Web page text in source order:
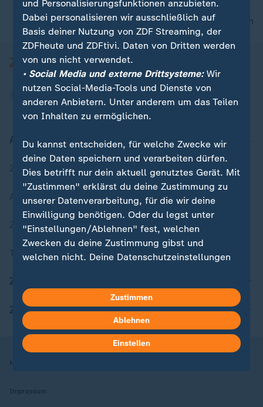
nach oben
Aktuell bei ZDFheute
Zuletzt veröffentlicht
Aktuelle Sendungs-Videos
ZDFheute Stories
Themen im Überblick
ZDFheute Apps
Nutzungsbedingungen
Impressum
und Personalisierungsfunktionen anzubieten.
Dabei personalisieren wir ausschließlich auf
Basis deiner Nutzung von ZDF Streaming, der
ZDFheute und ZDFtivi. Daten von Dritten werden
von uns nicht verwendet.
• Social Media und externe Drittsysteme:Wir
nutzen Social-Media-Tools und Dienste von
anderen Anbietern. Unter anderem um das Teilen
von Inhalten zu ermöglichen.
Du kannst entscheiden, für welche Zwecke wir
deine Daten speichern und verarbeiten dürfen.
Dies betrifft nur dein aktuell genutztes Gerät. Mit
"Zustimmen" erklärst du deine Zustimmung zu
unserer Datenverarbeitung, für die wir deine
Einwilligung benötigen. Oder du legst unter
"Einstellungen/Ablehnen" fest, welchen
Zwecken du deine Zustimmung gibst und
welchen nicht. Deine Datenschutzeinstellungen
Hier findest du das Impressum.
Weitere Informationen findest du in unserer
Datenschutzerklärung.
Zustimmen
Ablehnen
Einstellen